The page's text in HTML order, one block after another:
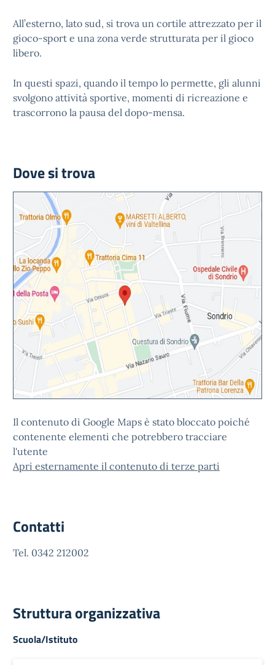
All’esterno, lato sud, si trova un cortile attrezzato per il
gioco-sport e una zona verde strutturata per il gioco
libero.
In questi spazi, quando il tempo lo permette, gli alunni
svolgono attività sportive, momenti di ricreazione e
trascorrono la pausa del dopo-mensa.
Dove si trova
Il contenuto di Google Maps è stato bloccato poiché
contenente elementi che potrebbero tracciare
l'utente
Apri esternamente il contenuto di terze parti
Contatti
Tel. 0342 212002
Struttura organizzativa
Scuola/Istituto